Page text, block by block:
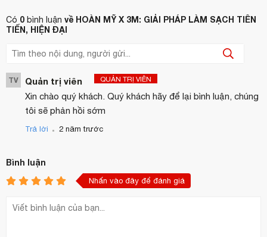
Có 0 bình luận về HOÀN MỸ X 3M: GIẢI PHÁP LÀM SẠCH TIÊN
TIẾN, HIỆN ĐẠI
TV Quản trị viên QUẢN TRỊ VIÊN
Xin chào quý khách. Quý khách hãy để lại bình luận, chúng
tôi sẽ phản hồi sớm
Trả lời . 2 năm trước
Bình luận
Nhấn vào đây để đánh giá